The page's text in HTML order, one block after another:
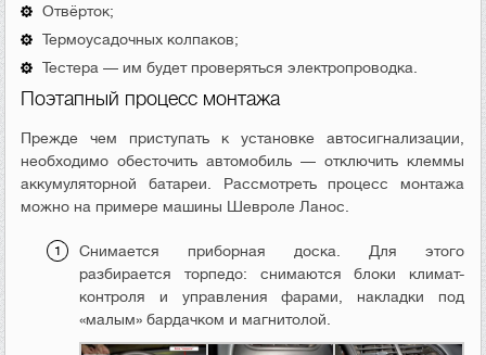
Отвёрток;
Термоусадочных колпаков;
Тестера — им будет проверяться электропроводка.
Поэтапный процесс монтажа
Прежде чем приступать к установке автосигнализации,
необходимо обесточить автомобиль — отключить клеммы
аккумуляторной батареи. Рассмотреть процесс монтажа
можно на примере машины Шевроле Ланос.
Снимается приборная доска. Для этого
разбирается торпедо: снимаются блоки климат-
контроля и управления фарами, накладки под
«малым» бардачком и магнитолой.